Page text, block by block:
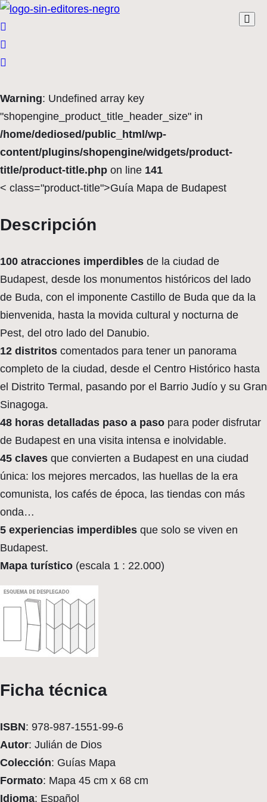
Warning: Undefined array key
"shopengine_product_title_header_size" in
/home/dediosed/public_html/wp-
content/plugins/shopengine/widgets/product-
title/product-title.php on line 141
< class="product-title">Guía Mapa de Budapest
Descripción
100 atracciones imperdibles de la ciudad de
Budapest, desde los monumentos históricos del lado
de Buda, con el imponente Castillo de Buda que da la
bienvenida, hasta la movida cultural y nocturna de
Pest, del otro lado del Danubio.
12 distritos comentados para tener un panorama
completo de la ciudad, desde el Centro Histórico hasta
el Distrito Termal, pasando por el Barrio Judío y su Gran
Sinagoga.
48 horas detalladas paso a paso para poder disfrutar
de Budapest en una visita intensa e inolvidable.
45 claves que convierten a Budapest en una ciudad
única: los mejores mercados, las huellas de la era
comunista, los cafés de época, las tiendas con más
onda…
5 experiencias imperdibles que solo se viven en
Budapest.
Mapa turístico (escala 1 : 22.000)
Ficha técnica
ISBN: 978-987-1551-99-6
Autor: Julián de Dios
Colección: Guías Mapa
Formato: Mapa 45 cm x 68 cm
Idioma: Español